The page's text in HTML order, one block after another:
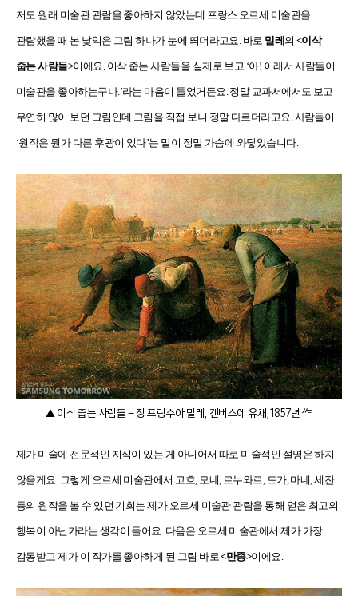
저도 원래 미술관 관람을 좋아하지 않았는데 프랑스 오르세 미술관을
관람했을 때 본 낯익은 그림 하나가 눈에 띄더라고요. 바로 밀레 의<이삭
줍는 사람들>이에요. 이삭 줍는 사람들을 실제로 보고 ‘아! 이래서 사람들이
미술관을 좋아하는구나.’라는 마음이 들었거든요. 정말 교과서에서도 보고
우연히 많이 보던 그림인데 그림을 직접 보니 정말 다르더라고요. 사람들이
‘원작은 뭔가 다른 후광이 있다’는 말이 정말 가슴에 와닿았습니다.
▲ 이삭 줍는 사람들 – 장 프랑수아 밀레, 캔버스에 유채, 1857년 作
제가 미술에 전문적인 지식이 있는 게 아니어서 따로 미술적인 설명은 하지
않을게요. 그렇게 오르세 미술관에서 고흐, 모네, 르누와르, 드가, 마네, 세잔
등의 원작을 볼 수 있던 기회는 제가 오르세 미술관 관람을 통해 얻은 최고의
행복이 아닌가라는 생각이 들어요. 다음은 오르세 미술관에서 제가 가장
감동받고 제가 이 작가를 좋아하게 된 그림 바로<만종>이에요.